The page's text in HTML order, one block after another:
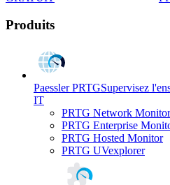
Produits
Paessler PRTGSupervisez
IT
PRTG Network Monitor
PRTG Enterprise
PRTG Hosted Monitor
PRTG UVexplorer